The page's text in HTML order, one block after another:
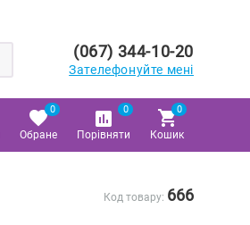
(067) 344-10-20
Зателефонуйте мені
Обране
0
Порівняти
0
Кошик
0
Код товару: 666